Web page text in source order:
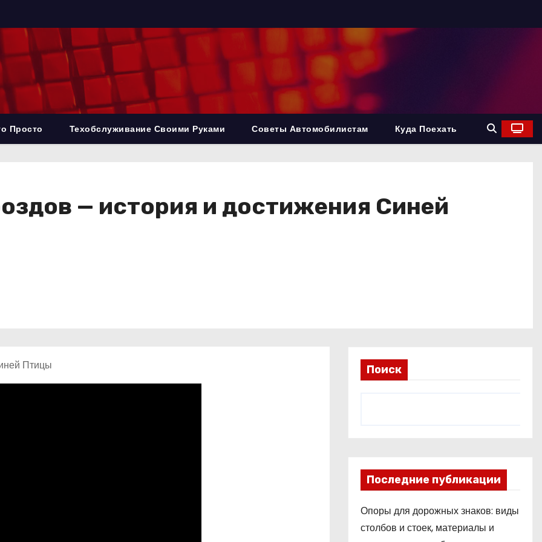
Просто Техобслуживание Своими Руками Советы Автомобилистам Куда Поехать
— история и достижения Синей
Поиск
Последние публикации
Опоры для дорожных знаков: виды
столбов и стоек, материалы и